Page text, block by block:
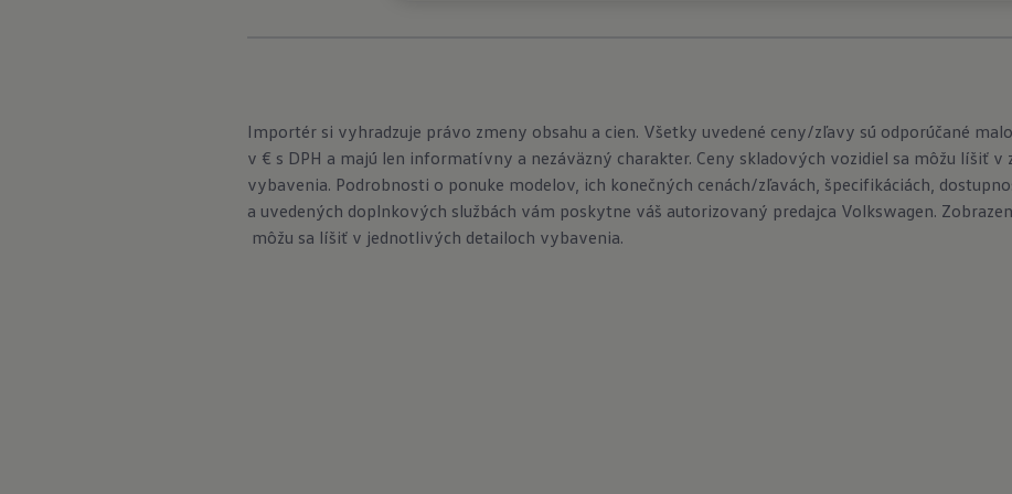
Importér si vyhradzuje právo zmeny obsahu a cien. Všetky uvedené ceny/zľavy sú odporúčané
v € s DPH a majú len informatívny a nezáväzný charakter. Ceny skladových vozidiel sa môžu líšiť
vybavenia. Podrobnosti o ponuke modelov, ich konečných cenách/zľavách, špecifikáciách,
a uvedených doplnkových službách vám poskytne váš autorizovaný predajca Volkswagen.
môžu sa líšiť v jednotlivých detailoch vybavenia.